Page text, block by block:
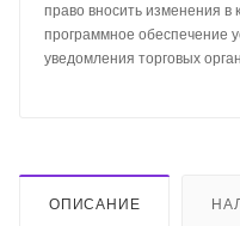
право вносить изменения в
программное обеспечение
уведомления торговых
ОПИСАНИЕ